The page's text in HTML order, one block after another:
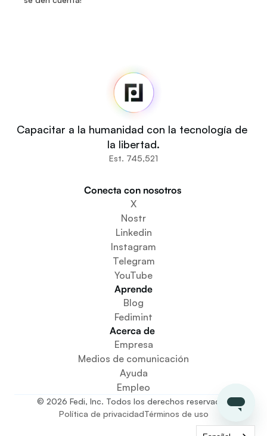
Noticias
Código fuente
Fedi For
Tú
Comunidades
Organizaciones
Descargar la aplicación
Crear un espacio comunitario
Crear un servicio de monedero
Servicio de configuración de la federación
Explora las miniaplicaciones
Capacitar a la humanidad con la tecnología de
la libertad.
Est. 745,521
Conecta con nosotros
X
Nostr
Linkedin
Instagram
Telegram
YouTube
Aprende
Blog
Fedimint
Acerca de
Empresa
Medios de comunicación
Ayuda
Empleo
© 2026 Fedi, Inc. Todos los derechos reservados
Política de privacidadTérminos de uso